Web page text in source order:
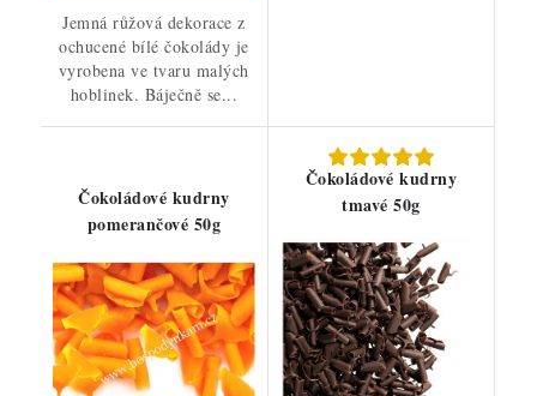
Jemná růžová dekorace z
ochucené bílé čokolády je
vyrobena ve tvaru malých
hoblinek. Báječně se...
Čokoládové kudrny
pomerančové 50g
Čokoládové kudrny
tmavé 50g